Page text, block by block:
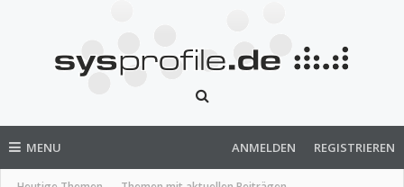
MENU ANMELDEN REGISTRIEREN